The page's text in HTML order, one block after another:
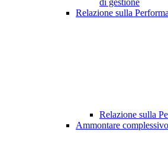
di gestione
Relazione sulla
Relazione sulla
Ammontare